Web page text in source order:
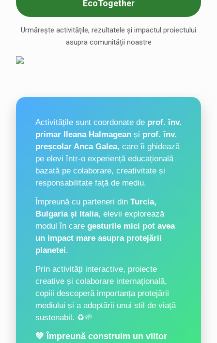
EcoTogether
Urmărește activitățile, rezultatele și impactul proiectului
asupra comunității noastre
Activitățile sunt coordonate de prof. înv.
primar Ileana Halmagean și prof. înv.
preșcolar Anca Galea, care îi ghidează
pe elevi într-o experiență educațională
bazată pe colaborare, creativitate și
responsabilitate față de mediu.
Împreună cu parteneri din Turcia,
Bulgaria și Italia, elevii explorează
modul în care gesturile mici pot avea
un impact mare asupra protejării
planetei.
Prin activități interactive, proiecte
creative și colaborare internațională,
copiii descoperă importanța protejării
mediului și a adoptării unui stil de viață
sustenabil. ♻️🌱
💚 Împreună construim un viitor